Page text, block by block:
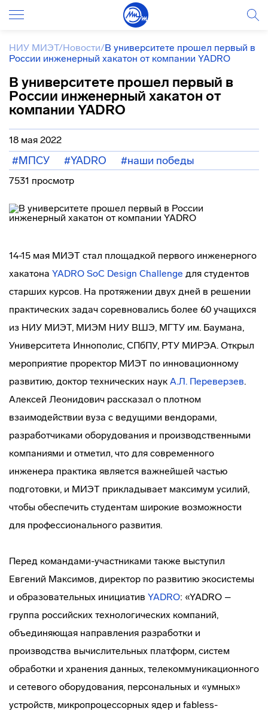
НИУ МИЭТ/Новости/В университете прошел первый в
России инженерный хакатон от компании YADRO
В университете прошел первый в
России инженерный хакатон от
компании YADRO
18 мая 2022
#МПСУ #YADRO #наши победы
7531 просмотр
14-15 мая МИЭТ стал площадкой первого инженерного
хакатона YADRO SoC Design Challenge для студентов
старших курсов. На протяжении двух дней в решении
практических задач соревновались более 60 учащихся
из НИУ МИЭТ, МИЭМ НИУ ВШЭ, МГТУ им. Баумана,
Университета Иннополис, СПбПУ, РТУ МИРЭА. Открыл
мероприятие проректор МИЭТ по инновационному
развитию, доктор технических наук А.Л. Переверзев.
Алексей Леонидович рассказал о плотном
взаимодействии вуза с ведущими вендорами,
разработчиками оборудования и производственными
компаниями и отметил, что для современного
инженера практика является важнейшей частью
подготовки, и МИЭТ прикладывает максимум усилий,
чтобы обеспечить студентам широкие возможности
для профессионального развития.
Перед командами-участниками также выступил
Евгений Максимов, директор по развитию экосистемы
и образовательных инициатив YADRO: «YADRO –
группа российских технологических компаний,
объединяющая направления разработки и
производства вычислительных платформ, систем
обработки и хранения данных, телекоммуникационного
и сетевого оборудования, персональных и «умных»
устройств, микропроцессорных ядер и fabless-